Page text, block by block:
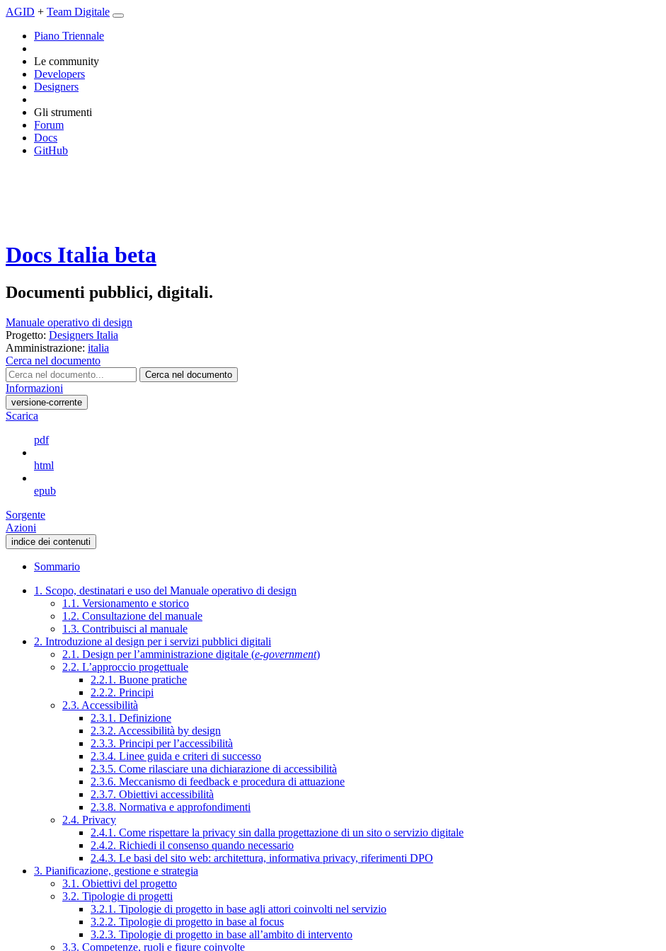
AGID + Team Digitale
Piano Triennale
Le community
Developers
Designers
Gli strumenti
Forum
Docs
GitHub
Docs Italia beta
Documenti pubblici, digitali.
Manuale operativo di design
Progetto: Designers Italia
Amministrazione: italia
Cerca nel documento
Cerca nel documento
Informazioni
versione-corrente
Scarica
pdf
html
epub
Sorgente
Azioni
indice dei contenuti
Sommario
1. Scopo, destinatari e uso del Manuale operativo di design
1.1. Versionamento e storico
1.2. Consultazione del manuale
1.3. Contribuisci al manuale
2. Introduzione al design per i servizi pubblici digitali
2.1. Design per l’amministrazione digitale (e-government)
2.2. L’approccio progettuale
2.2.1. Buone pratiche
2.2.2. Principi
2.3. Accessibilità
2.3.1. Definizione
2.3.2. Accessibilità by design
2.3.3. Principi per l’accessibilità
2.3.4. Linee guida e criteri di successo
2.3.5. Come rilasciare una dichiarazione di accessibilità
2.3.6. Meccanismo di feedback e procedura di attuazione
2.3.7. Obiettivi accessibilità
2.3.8. Normativa e approfondimenti
2.4. Privacy
2.4.1. Come rispettare la privacy sin dalla progettazione di un sito o servizio digitale
2.4.2. Richiedi il consenso quando necessario
2.4.3. Le basi del sito web: architettura, informativa privacy, riferimenti DPO
3. Pianificazione, gestione e strategia
3.1. Obiettivi del progetto
3.2. Tipologie di progetti
3.2.1. Tipologie di progetto in base agli attori coinvolti nel servizio
3.2.2. Tipologie di progetto in base al focus
3.2.3. Tipologie di progetto in base all’ambito di intervento
3.3. Competenze, ruoli e figure coinvolte